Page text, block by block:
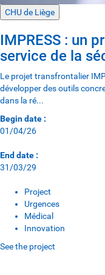
CHU de Liège
IMPRESS : un
service de la
Le projet transfrontalier
développer des outils
dans la ré...
Begin date :
01/04/26
End date :
31/03/29
Project
Urgences
Médical
Innovation
See the project